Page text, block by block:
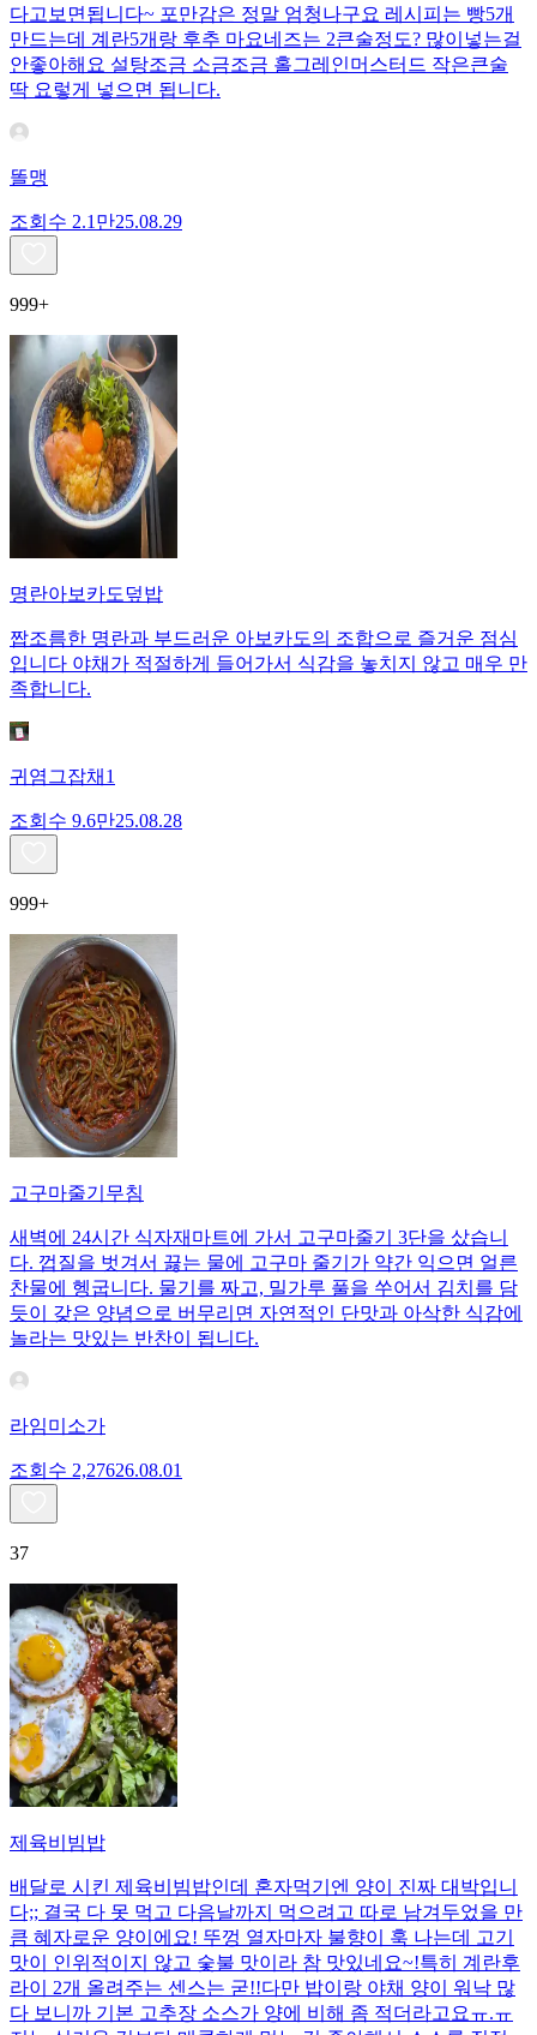
다고보면됩니다~ 포만감은 정말 엄청나구요 레시피는 빵5개
만드는데 계란5개랑 후추 마요네즈는 2큰술정도? 많이넣는걸
안좋아해요 설탕조금 소금조금 홀그레인머스터드 작은큰술
딱 요렇게 넣으면 됩니다.
똘맹
조회수 2.1만25.08.29
999+
명란아보카도덮밥
짭조름한 명란과 부드러운 아보카도의 조합으로 즐거운 점심
입니다 야채가 적절하게 들어가서 식감을 놓치지 않고 매우 만
족합니다.
귀염그잡채1
조회수 9.6만25.08.28
999+
고구마줄기무침
새벽에 24시간 식자재마트에 가서 고구마줄기 3단을 샀습니
다. 껍질을 벗겨서 끓는 물에 고구마 줄기가 약간 익으면 얼른
찬물에 헹굽니다. 물기를 짜고, 밀가루 풀을 쑤어서 김치를 담
듯이 갖은 양념으로 버무리면 자연적인 단맛과 아삭한 식감에
놀라는 맛있는 반찬이 됩니다.
라임미소가
조회수 2,27626.08.01
37
제육비빔밥
배달로 시킨 제육비빔밥인데 혼자먹기엔 양이 진짜 대박입니
다;; 결국 다 못 먹고 다음날까지 먹으려고 따로 남겨두었을 만
큼 혜자로운 양이에요! 뚜껑 열자마자 불향이 훅 나는데 고기
맛이 인위적이지 않고 숯불 맛이라 참 맛있네요~!특히 계란후
라이 2개 올려주는 센스는 굳!! ​다만 밥이랑 야채 양이 워낙 많
다 보니까 기본 고추장 소스가 양에 비해 좀 적더라고요ㅠ.ㅠ